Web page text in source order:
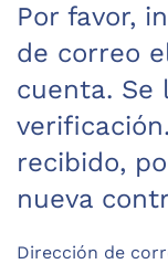
Por favor,
de correo
cuenta. Se
recibido,
nueva
Dirección de